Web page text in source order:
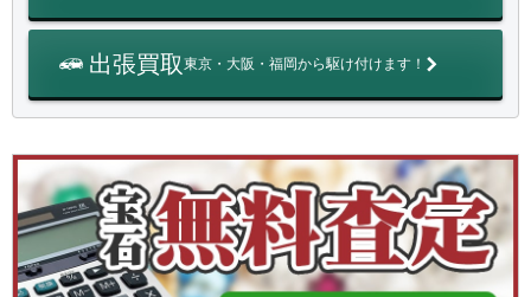
出張買取東京・大阪・福岡から駆け付けます！